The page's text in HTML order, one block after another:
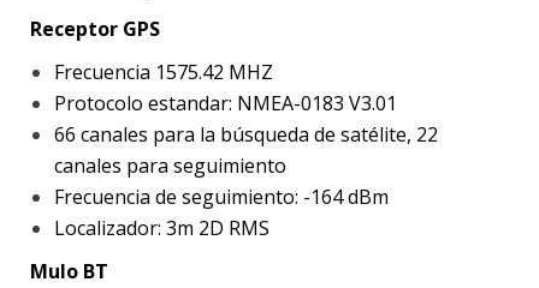
Receptor GPS
Frecuencia 1575.42 MHZ
Protocolo estandar: NMEA-0183 V3.01
66 canales para la búsqueda de satélite, 22
canales para seguimiento
Frecuencia de seguimiento: -164 dBm
Localizador: 3m 2D RMS
Mulo BT